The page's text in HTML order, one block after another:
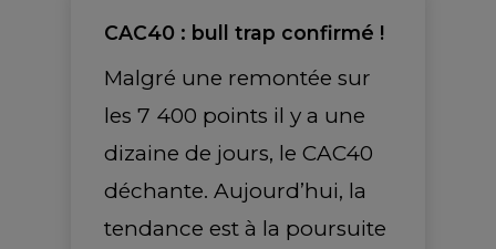
CAC40 : bull trap confirmé !
Malgré une remontée sur
les 7 400 points il y a une
dizaine de jours, le CAC40
déchante. Aujourd’hui, la
tendance est à la poursuite